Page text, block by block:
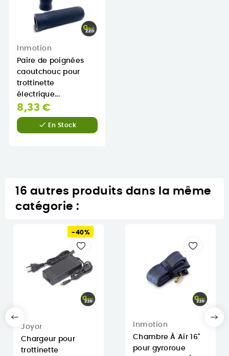
Inmotion
Paire de poignées
caoutchouc pour
trottinette
électrique...
8,33 €
 En Stock
16 autres produits dans la même
catégorie :
-40%
Joyor
Chargeur pour
trottinette
Inmotion
Chambre À Air 16"
pour gyroroue